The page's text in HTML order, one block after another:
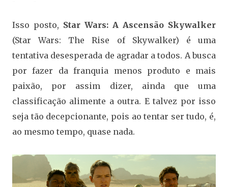
Isso posto, Star Wars: A Ascensão Skywalker
(Star Wars: The Rise of Skywalker) é uma
tentativa desesperada de agradar a todos. A busca
por fazer da franquia menos produto e mais
paixão, por assim dizer, ainda que uma
classificação alimente a outra. E talvez por isso
seja tão decepcionante, pois ao tentar ser tudo, é,
ao mesmo tempo, quase nada.